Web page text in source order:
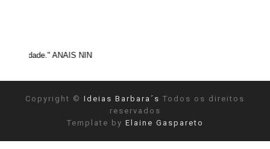
NIN
Copyright © Ideias Barbara´s Todos os direitos
reservados
Template by Elaine Gaspareto